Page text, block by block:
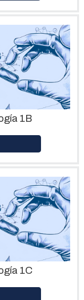
1B
1C